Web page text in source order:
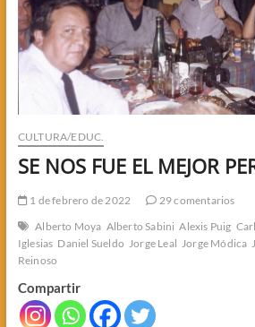
CULTURA/EDUC.
SE NOS FUE EL MEJOR
1 de febrero de 2022
29 comentarios
Alberto Moya Alberto Sabini Alexis Puig
Iglesias Daniel Sueldo Jorge Leal Jorge Módica
Reinoso
Compartir